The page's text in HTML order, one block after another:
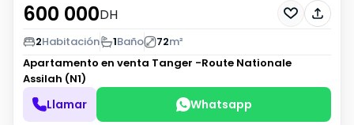
600 000DH
2Habitación 1Baño 72m²
Apartamento en venta Tanger -Route Nationale
Assilah (N1)
Llamar Whatsapp